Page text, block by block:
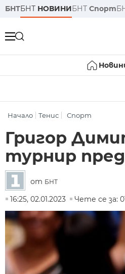
БНТБНТ НОВИНИБНТ Спорт
Начало Тенис Спорт
Григор
турнир
от БНТ
16:25, 02.01.2023
Чете се за: